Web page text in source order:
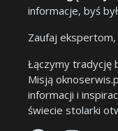
informacje, byś
Zaufaj
Łączymy tradycję
Misją
informacji i
świecie stolarki